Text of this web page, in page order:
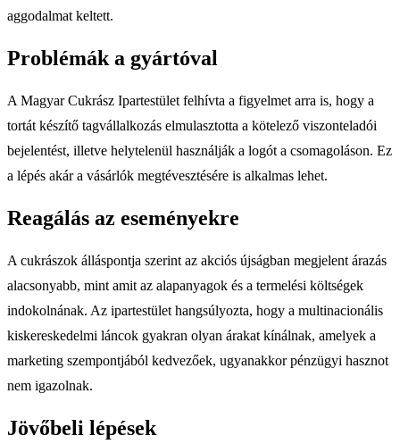
aggodalmat keltett.
Problémák a gyártóval
A Magyar Cukrász Ipartestület felhívta a figyelmet arra is, hogy a
tortát készítő tagvállalkozás elmulasztotta a kötelező viszonteladói
bejelentést, illetve helytelenül használják a logót a csomagoláson. Ez
a lépés akár a vásárlók megtévesztésére is alkalmas lehet.
Reagálás az eseményekre
A cukrászok álláspontja szerint az akciós újságban megjelent árazás
alacsonyabb, mint amit az alapanyagok és a termelési költségek
indokolnának. Az ipartestület hangsúlyozta, hogy a multinacionális
kiskereskedelmi láncok gyakran olyan árakat kínálnak, amelyek a
marketing szempontjából kedvezőek, ugyanakkor pénzügyi hasznot
nem igazolnak.
Jövőbeli lépések